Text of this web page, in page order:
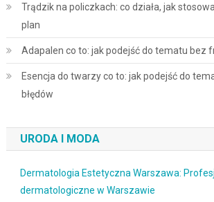
Trądzik na policzkach: co działa, jak
plan
Adapalen co to: jak podejść do tematu bez
Esencja do twarzy co to: jak podejść do
błędów
URODA I MODA
Dermatologia Estetyczna Warszawa:
dermatologiczne w Warszawie